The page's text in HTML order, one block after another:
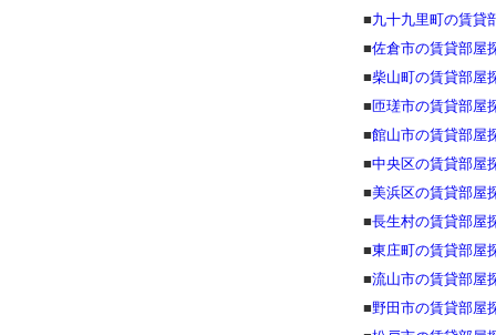
■九十九里町の賃貸
■佐倉市の賃貸部屋
■柴山町の賃貸部屋
■匝瑳市の賃貸部屋
■館山市の賃貸部屋
■中央区の賃貸部屋
■美浜区の賃貸部屋
■長生村の賃貸部屋
■東庄町の賃貸部屋
■流山市の賃貸部屋
■野田市の賃貸部屋